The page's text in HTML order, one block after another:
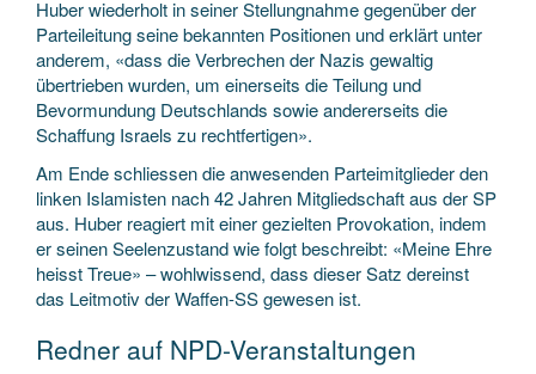
Huber wiederholt in seiner Stellungnahme gegenüber der
Parteileitung seine bekannten Positionen und erklärt unter
anderem, «dass die Verbrechen der Nazis gewaltig
übertrieben wurden, um einerseits die Teilung und
Bevormundung Deutschlands sowie andererseits die
Schaffung Israels zu rechtfertigen».
Am Ende schliessen die anwesenden Parteimitglieder den
linken Islamisten nach 42 Jahren Mitgliedschaft aus der SP
aus. Huber reagiert mit einer gezielten Provokation, indem
er seinen Seelenzustand wie folgt beschreibt: «Meine Ehre
heisst Treue» – wohlwissend, dass dieser Satz dereinst
das Leitmotiv der Waffen-SS gewesen ist.
Redner auf NPD-Veranstaltungen